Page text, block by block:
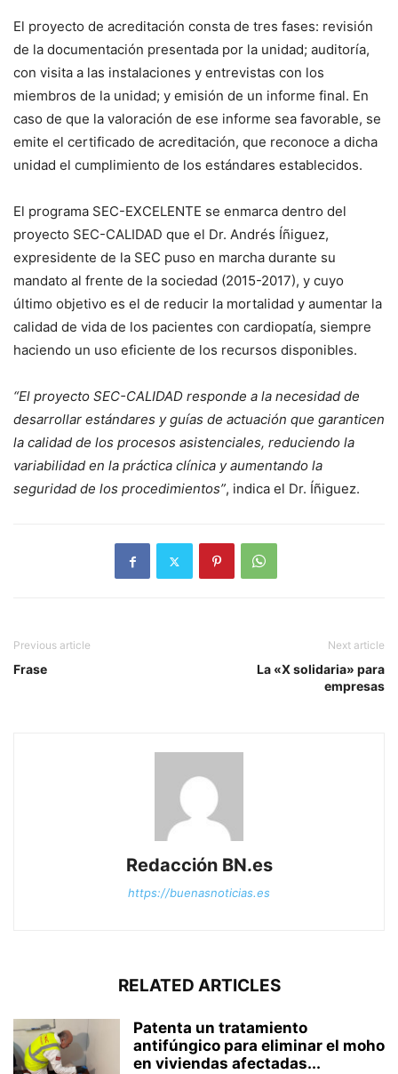
El proyecto de acreditación consta de tres fases: revisión
de la documentación presentada por la unidad; auditoría,
con visita a las instalaciones y entrevistas con los
miembros de la unidad; y emisión de un informe final. En
caso de que la valoración de ese informe sea favorable, se
emite el certificado de acreditación, que reconoce a dicha
unidad el cumplimiento de los estándares establecidos.
El programa SEC-EXCELENTE se enmarca dentro del
proyecto SEC-CALIDAD que el Dr. Andrés Íñiguez,
expresidente de la SEC puso en marcha durante su
mandato al frente de la sociedad (2015-2017), y cuyo
último objetivo es el de reducir la mortalidad y aumentar la
calidad de vida de los pacientes con cardiopatía, siempre
haciendo un uso eficiente de los recursos disponibles.
“El proyecto SEC-CALIDAD responde a la necesidad de
desarrollar estándares y guías de actuación que garanticen
la calidad de los procesos asistenciales, reduciendo la
variabilidad en la práctica clínica y aumentando la
seguridad de los procedimientos”, indica el Dr. Íñiguez.
Previous article
Frase
Next article
La «X solidaria» para
empresas
Redacción BN.es
https://buenasnoticias.es
RELATED ARTICLES
Patenta un tratamiento
antifúngico para eliminar el moho
en viviendas afectadas...